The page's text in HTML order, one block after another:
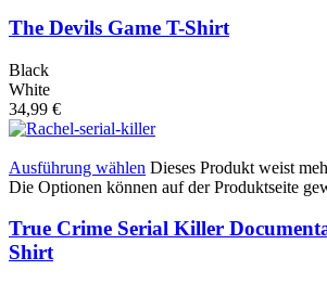
The Devils Game T-Shirt
Black
White
34,99 €
Ausführung wählen Dieses Produkt weist
Die Optionen können auf der Produktseite
True Crime Serial Killer
Shirt